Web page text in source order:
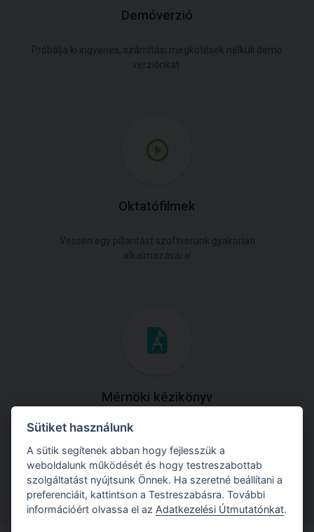
Demóverzió
Oktatófilmek
Mérnöki kézikönyv
Töltse le útmutatónkat az összes elméleti anyaggal és
gyakorlati példával!
Sütiket használunk
A sütik segítenek abban hogy fejlesszük a
weboldalunk működését és hogy testreszabottab
szolgáltatást nyújtsunk Önnek. Ha szeretné beállítani a
preferenciáit, kattintson a Testreszabásra. További
információért olvassa el az Adatkezelési Útmutatónkat.